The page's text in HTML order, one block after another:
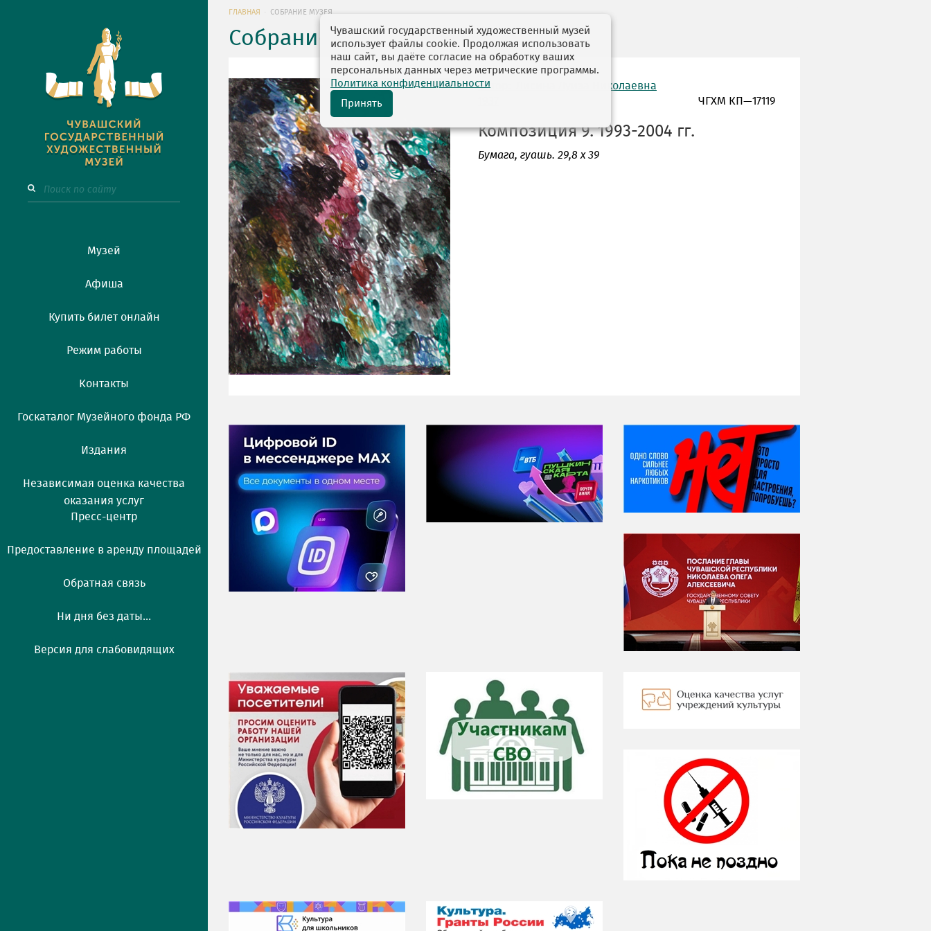
Музей
Афиша
Купить билет онлайн
Режим работы
Контакты
Госкаталог Музейного фонда РФ
Издания
Независимая оценка качества
оказания услуг
Пресс-центр
Предоставление в аренду площадей
Обратная связь
Ни дня без даты...
Версия для слабовидящих
ГЛАВНАЯ СОБРАНИЕ МУЗЕЯ
Собрание музея
автор: Лисина Луиза Николаевна
ЧГХМ КП—17119
Композиция 9. 1993-2004 гг.
Бумага, гуашь. 29,8 х 39
НИ ДНЯ БЕЗ ДАТЫ...
08 августа
ВСЕМИРНЫЙ ДЕНЬ
КОШЕК
Чувашский государственный художественный музей
использует файлы cookie. Продолжая использовать
наш сайт, вы даёте согласие на обработку ваших
персональных данных через метрические программы.
Политика конфиденциальности
Принять